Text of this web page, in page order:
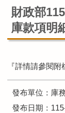
財政部
庫款項明
『詳情請參閱附
發布單位：庫
發布日期：